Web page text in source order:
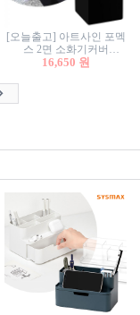
[오늘출고] 아트사인 포멕
스 2면 소화기커버
1470/1471/소화기커버/소
함/소화기거치대/소화기
16,650 원